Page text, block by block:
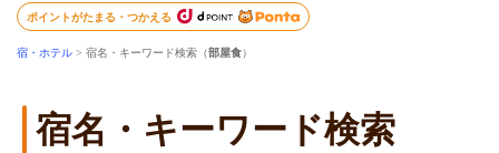
ポイントがたまる・つかえる
宿・ホテル > 宿名・キーワード検索（部屋食）
宿名・キーワード検索